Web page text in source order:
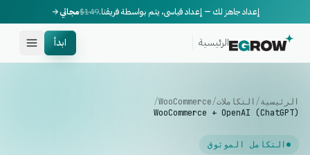
إعداد جاهز لك — إعداد قياسي، يتم بواسطة فريقنا.$149مجاني
الرئيسية ابدأ
الرئيسية/ التكاملات/
WooCommerce
/
WooCommerce + OpenAI (ChatGPT)
التكامل الموثوق